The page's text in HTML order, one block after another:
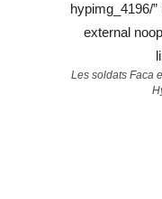
hypimg_4196/
external
Les soldats Faca